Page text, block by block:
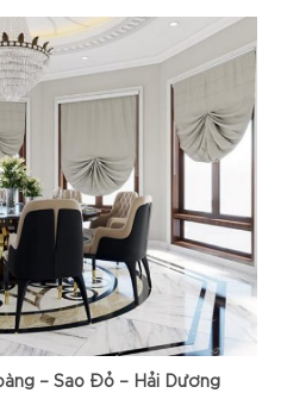
– Sao Đỏ – Hải Dương